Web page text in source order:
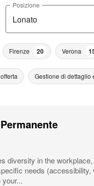
Posizione
Firenze 20 Verona
Gestione di dettaglio
diversity in the
needs